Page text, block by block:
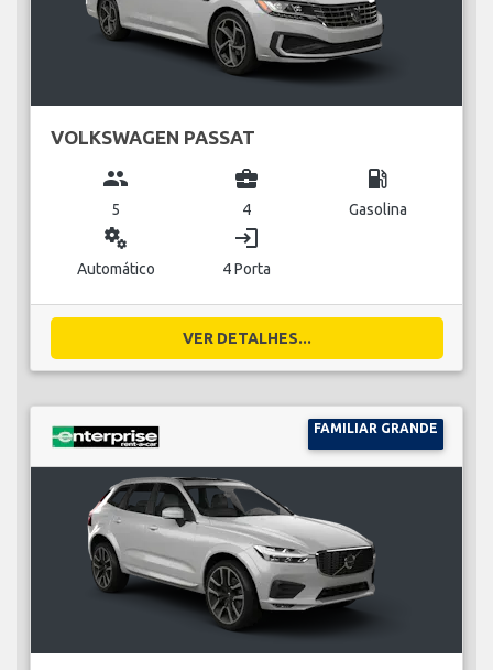
VOLKSWAGEN PASSAT
group
5
business_center
4
local_gas_station
Gasolina
miscellaneous_services
Automático
login
4 Porta
VER DETALHES...
FAMILIAR GRANDE